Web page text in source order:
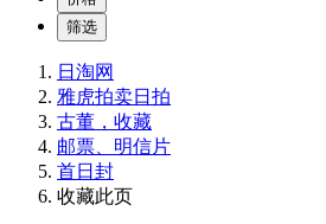
筛选
日淘网
雅虎拍卖日拍
古董，收藏
邮票、明信片
首日封
收藏此页